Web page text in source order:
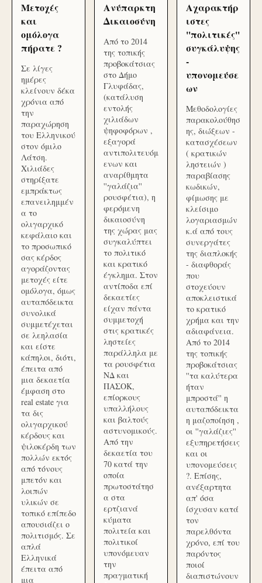
Μετοχές
και
ομόλογα
πήρατε ?
Σε λίγες
ημέρες
κλείνουν δέκα
χρόνια από
την
παραχώρηση
του Ελληνικού
στον όμιλο
Λάτση.
Χιλιάδες
στηρίξατε
εμπράκτως
επανειλημμέν
α το
ολιγαρχικό
κεφάλαιο και
το προσωπικό
σας κέρδος
αγοράζοντας
μετοχές είτε
ομόλογα, όμως
αυταπόδεικτα
συνολικά
συμμετέχεται
σε λεηλασία
και είστε
κάπηλοι, διότι,
έπειτα από
μια δεκαετία
έμφαση στο
real estate για
τα δις
ολιγαρχικού
κέρδους και
ψιλοκέρδη των
πολλών εκτός
από τόνους
μπετόν και
λοιπών
υλικών σε
τοπικό επίπεδο
απουσιάζει ο
πολιτισμός. Σε
απλά
Ελληνικά
έπειτα από
μια
Ανύπαρκτη
Δικαιοσύνη
Από το 2014
της τοπικής
προβοκάτσιας
στο Δήμο
Γλυφάδας,
(κατάλυση
εντολής
χιλιάδων
ψηφοφόρων ,
εξαγορά
αντιπολιτευόμ
ενων και
αναρίθμητα
''γαλάζια''
ρουσφέτια), η
φερόμενη
δικαιοσύνη
της χώρας μας
συγκαλύπτει
το πολιτικό
και κρατικό
έγκλημα. Στον
αντίποδα επί
δεκαετίες
είχαν πάντα
συμμετοχή
στις κρατικές
ληστείες
παράλληλα με
τα ρουσφέτια
ΝΔ και
ΠΑΣΟΚ,
επίορκους
υπαλλήλους
και βαλτούς
αστυνομικούς.
Από την
δεκαετία του
70 κατά την
οποία
πρωτοστάτησ
α στα
ερτζιανά
κύματα
πολιτεία και
πολιτικοί
υπονόμευαν
την
πραγματική
Αχαρακτήρ
ιστες
''πολιτικές''
συγκάλυψης
-
υπονομεύσε
ων
Μεθοδολογίες
παρακολούθησ
ης, διώξεων -
κατασχέσεων
( κρατικών
ληστειών )
παραβίασης
κωδικών,
φίμωσης με
κλείσιμο
λογαριασμών
κ.ά από τους
συνεργάτες
της διαπλοκής
- διαφθοράς
που
στοχεύουν
αποκλειστικά
το κρατικό
χρήμα και την
αδιαφάνεια.
Από το 2014
της τοπικής
προβοκάτσιας
''τα καλύτερα
ήταν
μπροστά'' η
αυταπόδεικτα
η μαζοποίηση ,
οι ''γαλάζιες''
εξυπηρετήσεις
και οι
υπονομεύσεις
?. Επίσης,
ανέξαρτητα
απ' όσα
ίσχυσαν κατά
τον
παρελθόντα
χρόνο, επί του
παρόντος
ποιοί
διαπιστώνουν